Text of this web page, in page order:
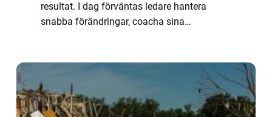
resultat. I dag förväntas ledare hantera
snabba förändringar, coacha sina
en växande ...